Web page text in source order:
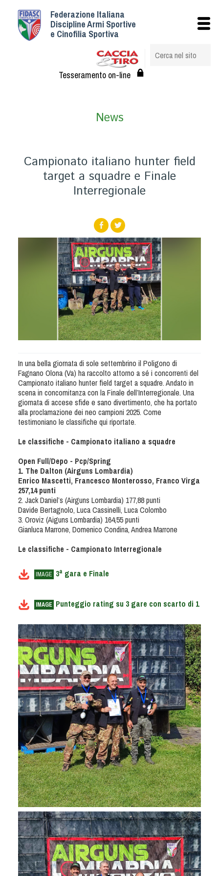
Federazione Italiana
Discipline Armi Sportive
e Cinofilia Sportiva
Tesseramento on-line
News
Campionato italiano hunter field
target a squadre e Finale
Interregionale
In una bella giornata di sole settembrino il Poligono di
Fagnano Olona (Va) ha raccolto attorno a sé i concorrenti del
Campionato italiano hunter field target a squadre. Andato in
scena in concomitanza con la Finale dell’Interregionale. Una
giornata di accese sfide e sano divertimento, che ha portato
alla proclamazione dei neo campioni 2025. Come
testimoniano le classifiche qui riportate.
Le classifiche - Campionato italiano a squadre
Open Full/Depo - Pcp/Spring
1. The Dalton (Airguns Lombardia)
Enrico Mascetti, Francesco Monterosso, Franco Virga
257,14 punti
2. Jack Daniel’s (Airguns Lombardia) 177,88 punti
Davide Bertagnolo, Luca Cassinelli, Luca Colombo
3. Oroviz (Aiguns Lombardia) 164,55 punti
Gianluca Marrone, Domenico Condina, Andrea Marrone
Le classifiche - Campionato Interregionale
IMAGE 3a gara e Finale
IMAGE Punteggio rating su 3 gare con scarto di 1
Istituzionale
Struttura
Albo Veterinari federali
Statuto e Regolamenti
Assicurazione
Convenzioni
Società
Albo Fornitori
Referenti e gruppi di lavoro regionali
Scuole Federali
Tecnici
Direttori di Gara
Formazione
Calendario Manifestazioni
Organi di Giustizia - Dispositivi
Modelli e moduli
Guida Locandine Ufficiali
Tiro di Campagna
English e Training Sporting
Tiro a Palla
Tiro con l'arco da caccia
Field Target
Paintball
Softair
Cinofilia Sportiva
Agility
Dog Balance
Dog Trail
Dog Triathlon
Hoopers
Mantrailing
Nosework
Obedience
Rally Obedience
Retriever Sport
Ricerca Tartufo
Sheepdog
Sport acquatici
Treibball
Ipo Delta
Freestyle
Protezione civile Sportiva